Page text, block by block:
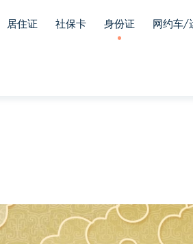
居住证 社保卡 身份证 网约车/